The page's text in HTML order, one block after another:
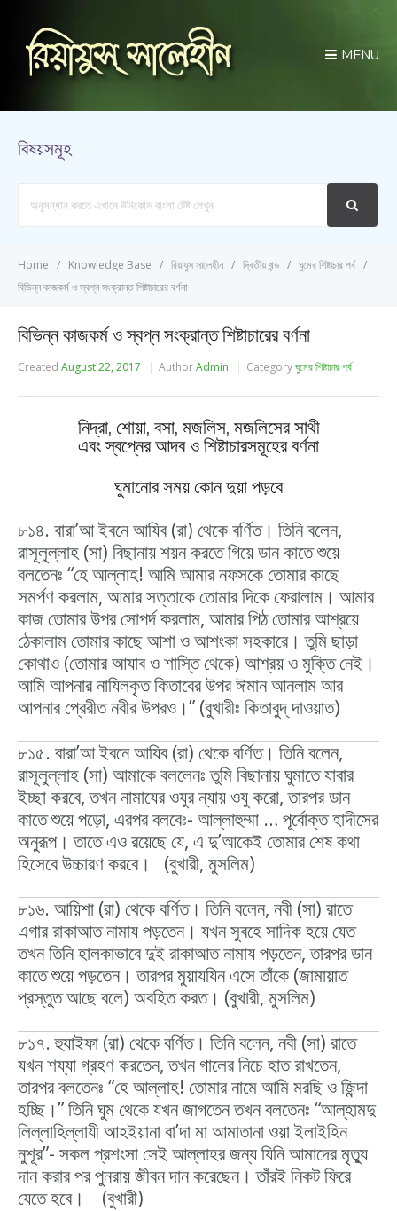
MENU
বিষয়সমূহ
Home Knowledge Base রিয়াযুস সালেহীন দ্বিতীয় খন্ড
ঘুমের শিষ্টাচার পর্ব
বিভিন্ন কাজকর্ম ও স্বপ্ন সংক্রান্ত শিষ্টাচারের বর্ণনা
বিভিন্ন কাজকর্ম ও স্বপ্ন সংক্রান্ত শিষ্টাচারের বর্ণনা
Created August 22, 2017 AuthorAdmin Categoryঘুমের শিষ্টাচার পর্ব
নিদ্রা, শোয়া, বসা, মজলিস, মজলিসের সাথী
এবং স্বপ্নের আদব ও শিষ্টাচারসমূহের বর্ণনা
ঘুমানোর সময় কোন দুয়া পড়বে
৮১৪. বারা’আ ইবনে আযিব (রা) থেকে বর্ণিত। তিনি বলেন,
রাসূলুল্লাহ (সা) বিছানায় শয়ন করতে গিয়ে ডান কাতে শুয়ে
বলতেনঃ “হে আল্লাহ! আমি আমার নফসকে তোমার কাছে
সমর্পণ করলাম, আমার সত্তাকে তোমার দিকে ফেরালাম। আমার
কাজ তোমার উপর সোপর্দ করলাম, আমার পিঠ তোমার আশ্রয়ে
ঠেকালাম তোমার কাছে আশা ও আশংকা সহকারে। তুমি ছাড়া
কোথাও (তোমার আযাব ও শাস্তি থেকে) আশ্রয় ও মুক্তি নেই।
আমি আপনার নাযিলকৃত কিতাবের উপর ঈমান আনলাম আর
আপনার প্রেরীত নবীর উপরও।” (বুখারীঃ কিতাবুদ্‌ দাওয়াত)
৮১৫. বারা’আ ইবনে আযিব (রা) থেকে বর্ণিত। তিনি বলেন,
রাসূলুল্লাহ (সা) আমাকে বললেনঃ তুমি বিছানায় ঘুমাতে যাবার
ইচ্ছা করবে, তখন নামাযের ওযুর ন্যায় ওযু করো, তারপর ডান
কাতে শুয়ে পড়ো, এরপর বলবেঃ- আল্লাহুম্মা … পূর্বোক্ত হাদীসের
অনুরূপ। তাতে এও রয়েছে যে, এ দু’আকেই তোমার শেষ কথা
হিসেবে উচ্চারণ করবে। (বুখারী, মুসলিম)
৮১৬. আয়িশা (রা) থেকে বর্ণিত। তিনি বলেন, নবী (সা) রাতে
এগার রাকাআত নামায পড়তেন। যখন সুবহে সাদিক হয়ে যেত
তখন তিনি হালকাভাবে দুই রাকাআত নামায পড়তেন, তারপর ডান
কাতে শুয়ে পড়তেন। তারপর মুয়াযযিন এসে তাঁকে (জামায়াত
প্রস্তুত আছে বলে) অবহিত করত। (বুখারী, মুসলিম)
৮১৭. হুযাইফা (রা) থেকে বর্ণিত। তিনি বলেন, নবী (সা) রাতে
যখন শয্যা গ্রহণ করতেন, তখন গালের নিচে হাত রাখতেন,
তারপর বলতেনঃ “হে আল্লাহ! তোমার নামে আমি মরছি ও জিন্দা
হচ্ছি।” তিনি ঘুম থেকে যখন জাগতেন তখন বলতেনঃ “আল্‌হামদু
লিল্লাহিল্লাযী আহইয়ানা বা’দা মা আমাতানা ওয়া ইলাইহিন
নুশূর”- সকল প্রশংসা সেই আল্লাহর জন্য যিনি আমাদের মৃত্যু
দান করার পর পুনরায় জীবন দান করেছেন। তাঁরই নিকট ফিরে
যেতে হবে। (বুখারী)